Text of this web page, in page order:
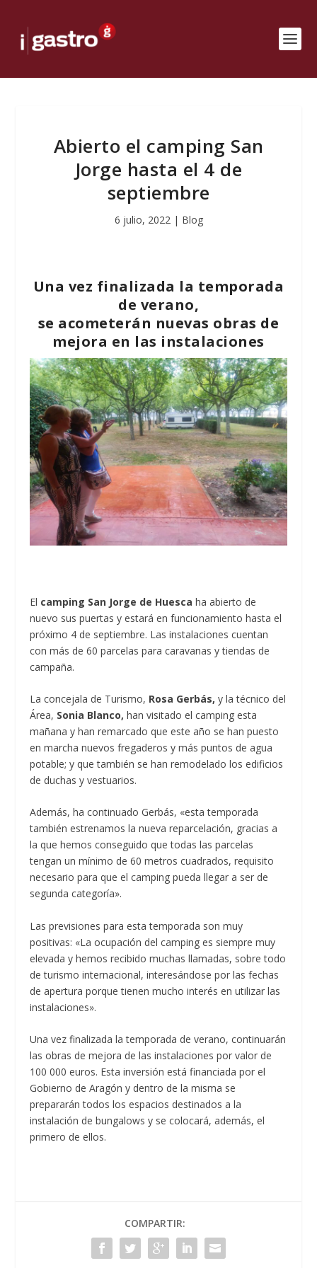
Abierto el camping San
Jorge hasta el 4 de
septiembre
6 julio, 2022| Blog
Una vez finalizada la temporada
de verano,
se acometerán nuevas obras de
mejora en las instalaciones
El camping San Jorge de Huesca ha abierto de
nuevo sus puertas y estará en funcionamiento hasta el
próximo 4 de septiembre. Las instalaciones cuentan
con más de 60 parcelas para caravanas y tiendas de
campaña.
La concejala de Turismo, Rosa Gerbás, y la técnico del
Área, Sonia Blanco, han visitado el camping esta
mañana y han remarcado que este año se han puesto
en marcha nuevos fregaderos y más puntos de agua
potable; y que también se han remodelado los edificios
de duchas y vestuarios.
Además, ha continuado Gerbás, «esta temporada
también estrenamos la nueva reparcelación, gracias a
la que hemos conseguido que todas las parcelas
tengan un mínimo de 60 metros cuadrados, requisito
necesario para que el camping pueda llegar a ser de
segunda categoría».
Las previsiones para esta temporada son muy
positivas: «La ocupación del camping es siempre muy
elevada y hemos recibido muchas llamadas, sobre todo
de turismo internacional, interesándose por las fechas
de apertura porque tienen mucho interés en utilizar las
instalaciones».
Una vez finalizada la temporada de verano, continuarán
las obras de mejora de las instalaciones por valor de
100 000 euros. Esta inversión está financiada por el
Gobierno de Aragón y dentro de la misma se
prepararán todos los espacios destinados a la
instalación de bungalows y se colocará, además, el
primero de ellos.
COMPARTIR: